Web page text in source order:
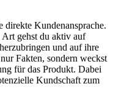
Kundenansprache.
gehst du aktiv auf
und auf ihre
Fakten, sondern weckst
für das Produkt. Dabei
Kundschaft zum